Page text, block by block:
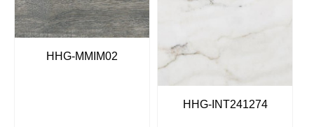
HHG-MMIM02
HHG-INT241274